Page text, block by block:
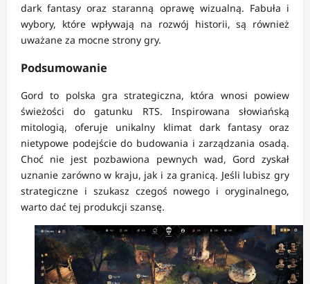
dark fantasy oraz staranną oprawę wizualną. Fabuła i
wybory, które wpływają na rozwój historii, są również
uważane za mocne strony gry.
Podsumowanie
Gord to polska gra strategiczna, która wnosi powiew
świeżości do gatunku RTS. Inspirowana słowiańską
mitologią, oferuje unikalny klimat dark fantasy oraz
nietypowe podejście do budowania i zarządzania osadą.
Choć nie jest pozbawiona pewnych wad, Gord zyskał
uznanie zarówno w kraju, jak i za granicą. Jeśli lubisz gry
strategiczne i szukasz czegoś nowego i oryginalnego,
warto dać tej produkcji szansę.